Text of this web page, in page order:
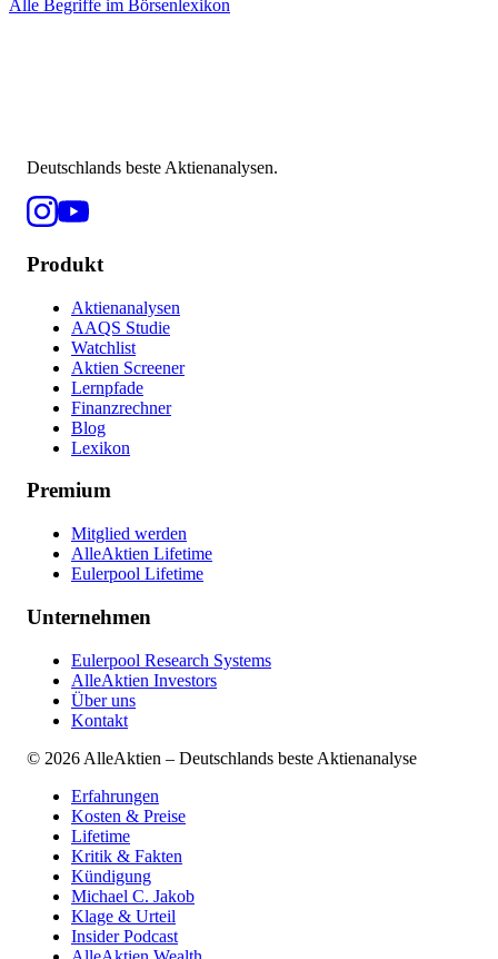
Alle Begriffe im Börsenlexikon
Deutschlands beste Aktienanalysen.
Produkt
Aktienanalysen
AAQS Studie
Watchlist
Aktien Screener
Lernpfade
Finanzrechner
Blog
Lexikon
Premium
Mitglied werden
AlleAktien Lifetime
Eulerpool Lifetime
Unternehmen
Eulerpool Research Systems
AlleAktien Investors
Über uns
Kontakt
© 2026 AlleAktien – Deutschlands beste Aktienanalyse
Erfahrungen
Kosten & Preise
Lifetime
Kritik & Fakten
Kündigung
Michael C. Jakob
Klage & Urteil
Insider Podcast